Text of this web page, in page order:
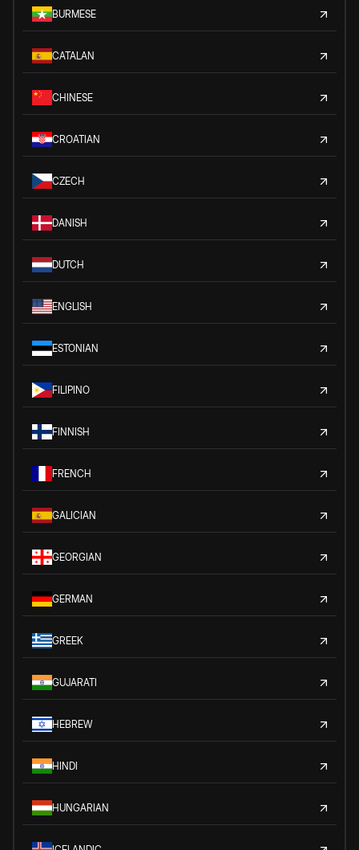
BURMESE
CATALAN
CHINESE
CROATIAN
CZECH
DANISH
DUTCH
ENGLISH
ESTONIAN
FILIPINO
FINNISH
FRENCH
GALICIAN
GEORGIAN
GERMAN
GREEK
GUJARATI
HEBREW
HINDI
HUNGARIAN